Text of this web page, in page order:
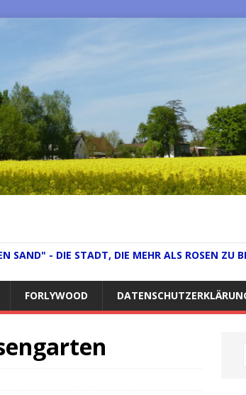
SAND" - DIE STADT, DIE MEHR ALS ROSEN ZU
FORLYWOOD